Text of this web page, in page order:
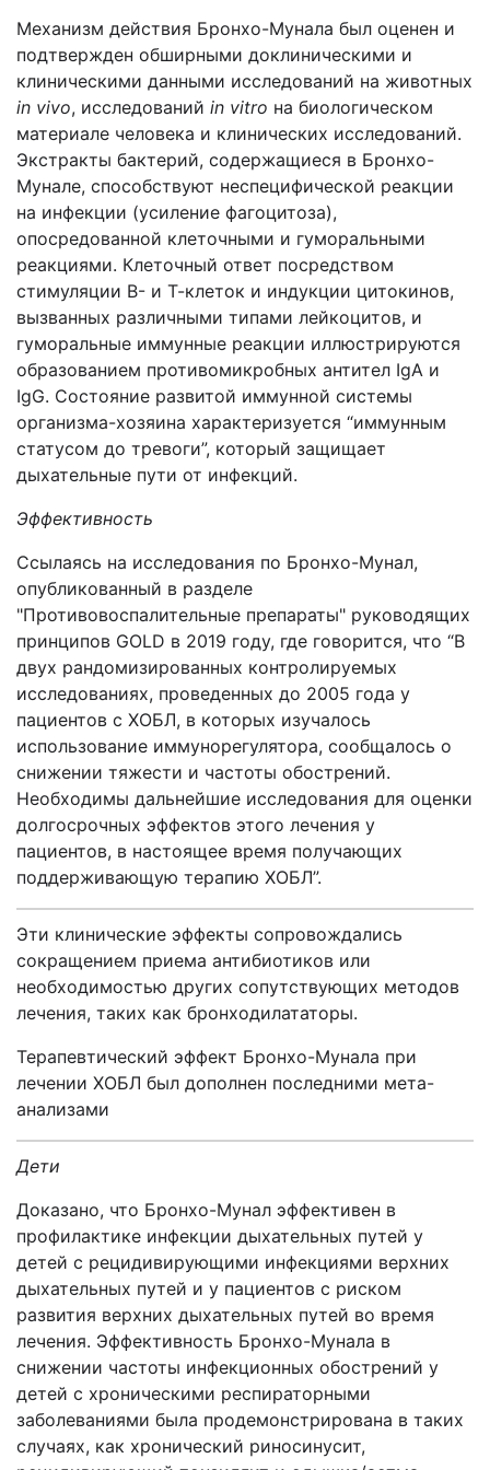
Механизм действия Бронхо-Мунала был оценен и
подтвержден обширными доклиническими и
клиническими данными исследований на животных
in vivo, исследований in vitro на биологическом
материале человека и клинических исследований.
Экстракты бактерий, содержащиеся в Бронхо-
Мунале, способствуют неспецифической реакции
на инфекции (усиление фагоцитоза),
опосредованной клеточными и гуморальными
реакциями. Клеточный ответ посредством
стимуляции В- и Т-клеток и индукции цитокинов,
вызванных различными типами лейкоцитов, и
гуморальные иммунные реакции иллюстрируются
образованием противомикробных антител IgA и
IgG. Состояние развитой иммунной системы
организма-хозяина характеризуется “иммунным
статусом до тревоги”, который защищает
дыхательные пути от инфекций.
Эффективность
Ссылаясь на исследования по Бронхо-Мунал,
опубликованный в разделе
"Противовоспалительные препараты" руководящих
принципов GOLD в 2019 году, где говорится, что “В
двух рандомизированных контролируемых
исследованиях, проведенных до 2005 года у
пациентов с ХОБЛ, в которых изучалось
использование иммунорегулятора, сообщалось о
снижении тяжести и частоты обострений.
Необходимы дальнейшие исследования для оценки
долгосрочных эффектов этого лечения у
пациентов, в настоящее время получающих
поддерживающую терапию ХОБЛ”.
Эти клинические эффекты сопровождались
сокращением приема антибиотиков или
необходимостью других сопутствующих методов
лечения, таких как бронходилататоры.
Терапевтический эффект Бронхо-Мунала при
лечении ХОБЛ был дополнен последними мета-
анализами
Дети
Доказано, что Бронхо-Мунал эффективен в
профилактике инфекции дыхательных путей у
детей с рецидивирующими инфекциями верхних
дыхательных путей и у пациентов с риском
развития верхних дыхательных путей во время
лечения. Эффективность Бронхо-Мунала в
снижении частоты инфекционных обострений у
детей с хроническими респираторными
заболеваниями была продемонстрирована в таких
случаях, как хронический риносинусит,